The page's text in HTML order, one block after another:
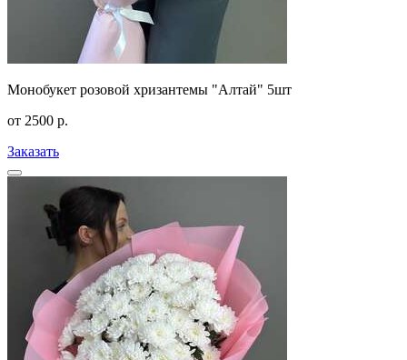
Монобукет розовой хризантемы "Алтай" 5шт
от 2500 р.
Заказать